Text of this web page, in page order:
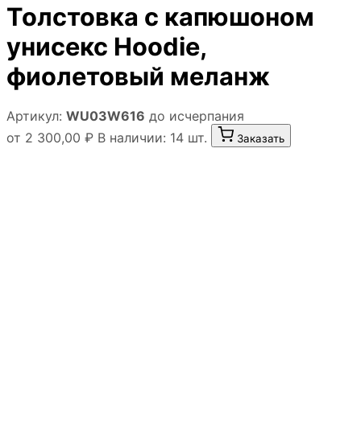
Толстовка с капюшоном
унисекс Hoodie,
фиолетовый меланж
Артикул: WU03W616 до исчерпания
от 2 300,00 ₽ В наличии: 14 шт. Заказать